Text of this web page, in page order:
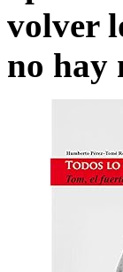
volver
no hay